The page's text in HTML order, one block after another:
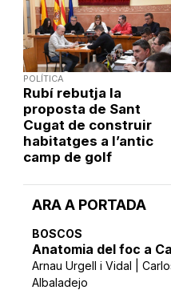
ARA A PORTADA
BOSCOS
Anatomia del foc a
Arnau Urgell i Vidal |
Albaladejo
POLÍTICA
Rubí rebutja la
proposta de Sant
Cugat de construir
habitatges a l’antic
camp de golf